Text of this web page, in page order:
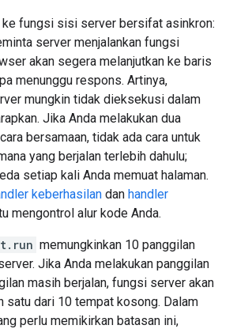
fungsi sisi server bersifat asinkron:
server menjalankan fungsi
akan segera melanjutkan ke baris
menunggu respons. Artinya,
mungkin tidak dieksekusi dalam
Jika Anda melakukan dua
bersamaan, tidak ada cara untuk
yang berjalan terlebih dahulu;
setiap kali Anda memuat halaman.
keberhasilan dan handler
mengontrol alur kode Anda.
memungkinkan 10 panggilan
Jika Anda melakukan panggilan
masih berjalan, fungsi server akan
satu dari 10 tempat kosong. Dalam
perlu memikirkan batasan ini,